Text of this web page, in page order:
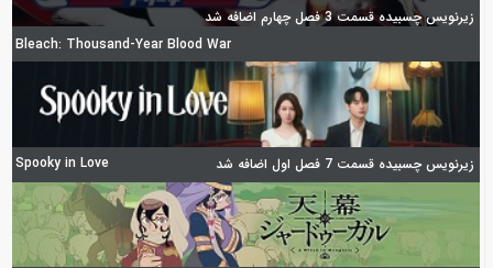
زیرنویس چسبیده قسمت 3 فصل چهارم اضافه شد
Bleach: Thousand-Year Blood War
زیرنویس چسبیده قسمت 7 فصل اول اضافه شد Spooky in Love